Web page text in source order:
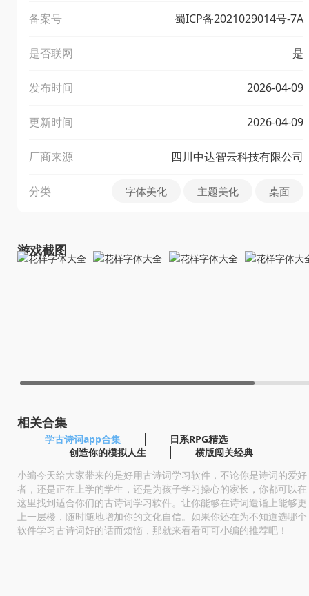
备案号 蜀ICP备2021029014号-7A
是否联网 是
发布时间 2026-04-09
更新时间 2026-04-09
厂商来源 四川中达智云科技有限公司
分类 字体美化 主题美化 桌面
游戏截图
相关合集
学古诗词app合集
日系RPG精选
创造你的模拟人生
横版闯关经典
小编今天给大家带来的是好用古诗词学习软件，不论你是诗词的爱好
者，还是正在上学的学生，还是为孩子学习操心的家长，你都可以在
这里找到适合你们的古诗词学习软件。让你能够在诗词造诣上能够更
上一层楼，随时随地增加你的文化自信。如果你还在为不知道选哪个
软件学习古诗词好的话而烦恼，那就来看看可可小编的推荐吧！